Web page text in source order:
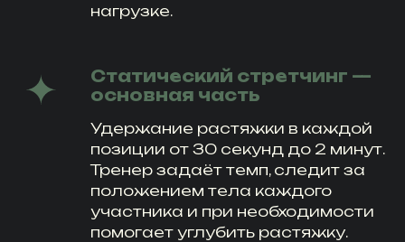
нагрузке.
Статический стретчинг —
основная часть
Удержание растяжки в каждой
позиции от 30 секунд до 2 минут.
Тренер задаёт темп, следит за
положением тела каждого
участника и при необходимости
помогает углубить растяжку.